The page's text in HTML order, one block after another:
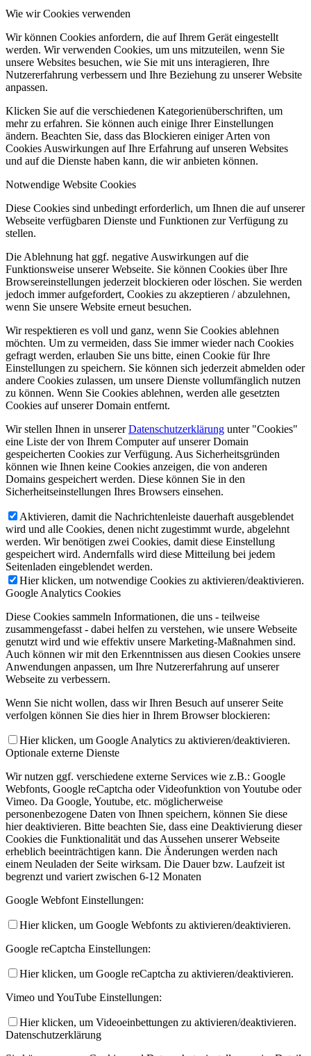
Wie wir Cookies verwenden
Wir können Cookies anfordern, die auf Ihrem Gerät eingestellt
werden. Wir verwenden Cookies, um uns mitzuteilen, wenn Sie
unsere Websites besuchen, wie Sie mit uns interagieren, Ihre
Nutzererfahrung verbessern und Ihre Beziehung zu unserer Website
anpassen.
Klicken Sie auf die verschiedenen Kategorienüberschriften, um
mehr zu erfahren. Sie können auch einige Ihrer Einstellungen
ändern. Beachten Sie, dass das Blockieren einiger Arten von
Cookies Auswirkungen auf Ihre Erfahrung auf unseren Websites
und auf die Dienste haben kann, die wir anbieten können.
Notwendige Website Cookies
Diese Cookies sind unbedingt erforderlich, um Ihnen die auf unserer
Webseite verfügbaren Dienste und Funktionen zur Verfügung zu
stellen.
Die Ablehnung hat ggf. negative Auswirkungen auf die
Funktionsweise unserer Webseite. Sie können Cookies über Ihre
Browsereinstellungen jederzeit blockieren oder löschen. Sie werden
jedoch immer aufgefordert, Cookies zu akzeptieren / abzulehnen,
wenn Sie unsere Website erneut besuchen.
Wir respektieren es voll und ganz, wenn Sie Cookies ablehnen
möchten. Um zu vermeiden, dass Sie immer wieder nach Cookies
gefragt werden, erlauben Sie uns bitte, einen Cookie für Ihre
Einstellungen zu speichern. Sie können sich jederzeit abmelden oder
andere Cookies zulassen, um unsere Dienste vollumfänglich nutzen
zu können. Wenn Sie Cookies ablehnen, werden alle gesetzten
Cookies auf unserer Domain entfernt.
Wir stellen Ihnen in unsererDatenschutzerklärung unter "Cookies"
eine Liste der von Ihrem Computer auf unserer Domain
gespeicherten Cookies zur Verfügung. Aus Sicherheitsgründen
können wie Ihnen keine Cookies anzeigen, die von anderen
Domains gespeichert werden. Diese können Sie in den
Sicherheitseinstellungen Ihres Browsers einsehen.
Aktivieren, damit die Nachrichtenleiste dauerhaft ausgeblendet
wird und alle Cookies, denen nicht zugestimmt wurde, abgelehnt
werden. Wir benötigen zwei Cookies, damit diese Einstellung
gespeichert wird. Andernfalls wird diese Mitteilung bei jedem
Seitenladen eingeblendet werden.
Hier klicken, um notwendige Cookies zu aktivieren/deaktivieren.
Google Analytics Cookies
Diese Cookies sammeln Informationen, die uns - teilweise
zusammengefasst - dabei helfen zu verstehen, wie unsere Webseite
genutzt wird und wie effektiv unsere Marketing-Maßnahmen sind.
Auch können wir mit den Erkenntnissen aus diesen Cookies unsere
Anwendungen anpassen, um Ihre Nutzererfahrung auf unserer
Webseite zu verbessern.
Wenn Sie nicht wollen, dass wir Ihren Besuch auf unserer Seite
verfolgen können Sie dies hier in Ihrem Browser blockieren:
Hier klicken, um Google Analytics zu aktivieren/deaktivieren.
Optionale externe Dienste
Wir nutzen ggf. verschiedene externe Services wie z.B.: Google
Webfonts, Google reCaptcha oder Videofunktion von Youtube oder
Vimeo. Da Google, Youtube, etc. möglicherweise
personenbezogene Daten von Ihnen speichern, können Sie diese
hier deaktivieren. Bitte beachten Sie, dass eine Deaktivierung dieser
Cookies die Funktionalität und das Aussehen unserer Webseite
erheblich beeinträchtigen kann. Die Änderungen werden nach
einem Neuladen der Seite wirksam. Die Dauer bzw. Laufzeit ist
begrenzt und variert zwischen 6-12 Monaten
Google Webfont Einstellungen:
Hier klicken, um Google Webfonts zu aktivieren/deaktivieren.
Google reCaptcha Einstellungen:
Hier klicken, um Google reCaptcha zu aktivieren/deaktivieren.
Vimeo und YouTube Einstellungen:
Hier klicken, um Videoeinbettungen zu aktivieren/deaktivieren.
Datenschutzerklärung